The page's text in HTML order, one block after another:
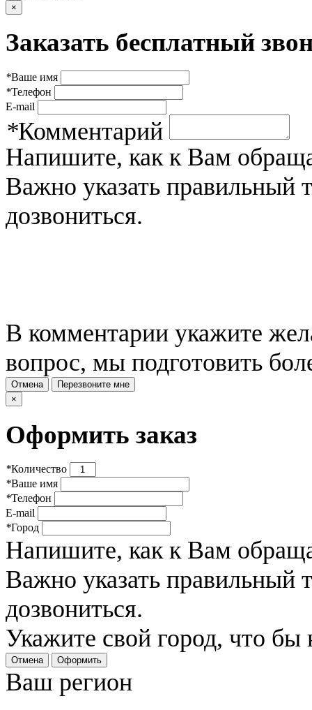
×
Заказать бесплатный
*Ваше имя
*Телефон
E-mail
*Комментарий
Напишите, как к Вам
Важно указать
дозвониться.
В комментарии укажите
вопрос, мы подготовить
Отмена
Перезвоните мне
×
Оформить заказ
*Количество
*Ваше имя
*Телефон
E-mail
*Город
Напишите, как к Вам
Важно указать
дозвониться.
Укажите свой город, что
Отмена Оформить
Ваш регион